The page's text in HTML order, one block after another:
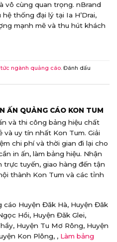
vô cùng quan trọng. nBrand
thống đại lý tại Ia H’Drai,
mạnh mẽ và thu hút khách
tức ngành quảng cáo. Đánh dấu
ẤN QUẢNG CÁO KON TUM
và thi công bảng hiệu chất
và uy tín nhất Kon Tum. Giải
chi phí và thời gian đi lại cho
in ấn, làm bảng hiệu. Nhận
trực tuyến, giao hàng đến tận
thành Kon Tum và các tỉnh
cáo Huyện Đăk Hà, Huyện Đăk
Hồi, Huyện Đăk Glei,
Huyện Tu Mơ Rông, Huyện
Kon Plông, , Làm bảng